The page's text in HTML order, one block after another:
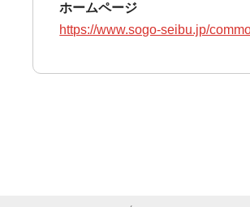
ホームページ
https://www.sogo-seibu.jp/